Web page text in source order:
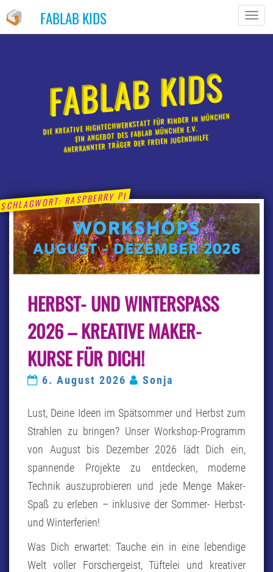
FABLAB KIDS
FABLAB KIDS
DIE KREATIVE HIGHTECHWERKSTATT FÜR KINDER IN MÜNCHEN
EIN ANGEBOT DES FABLAB MÜNCHEN E.V.
ANERKANNTER TRÄGER DER FREIEN JUGENDHILFE
SCHLAGWORT:RASPBERRY PI
UND
WINTERSPASS 2
K
AKER-K
URSE F
ÜR D
HERBST- UND WINTERSPASS 2
026 – KREATIVE MAKER-K
URSE FÜR DICH!
6. August 2026 Sonja
Lust, Deine Ideen im Spätsommer und Herbst zum
Strahlen zu bringen? Unser Workshop-Programm
von August bis Dezember 2026 lädt Dich ein,
spannende Projekte zu entdecken, moderne
Technik auszuprobieren und jede Menge Maker-
Spaß zu erleben – inklusive der Sommer- Herbst-
und Winterferien!
Was Dich erwartet: Tauche ein in eine lebendige
Welt voller Forschergeist, Tüftelei und kreativer